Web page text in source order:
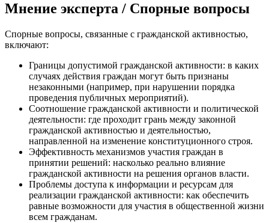
Мнение эксперта / Спорные вопросы
Спорные вопросы, связанные с гражданской активностью,
включают:
Границы допустимой гражданской активности: в каких
случаях действия граждан могут быть признаны
незаконными (например, при нарушении порядка
проведения публичных мероприятий).
Соотношение гражданской активности и политической
деятельности: где проходит грань между законной
гражданской активностью и деятельностью,
направленной на изменение конституционного строя.
Эффективность механизмов участия граждан в
принятии решений: насколько реально влияние
гражданской активности на решения органов власти.
Проблемы доступа к информации и ресурсам для
реализации гражданской активности: как обеспечить
равные возможности для участия в общественной жизни
всем гражданам.